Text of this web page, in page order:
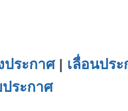
ประกาศ| เลื่อนปร
ระกาศ